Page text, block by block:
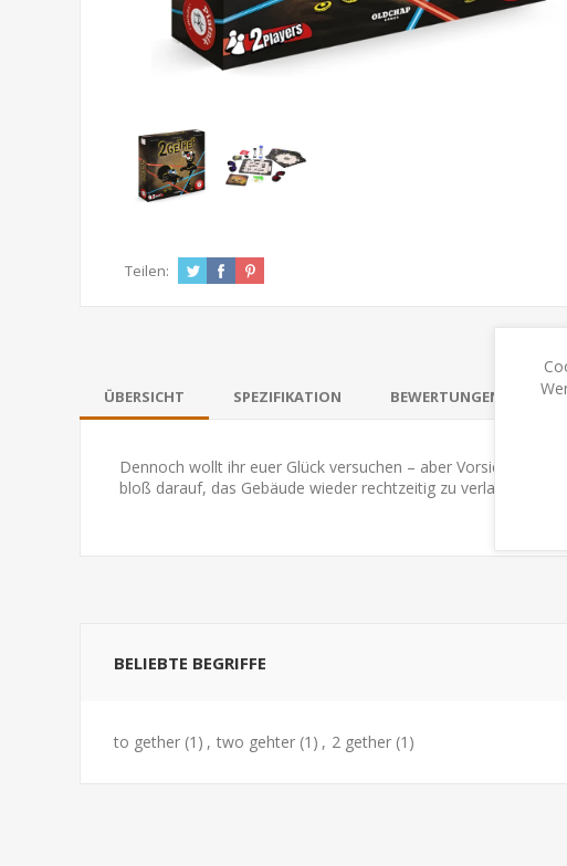
Teilen:
ÜBERSICHT SPEZIFIKATION BEWERTUNGEN
Dennoch wollt ihr euer Glück versuchen – aber Vorsicht! Die
bloß darauf, das Gebäude wieder rechtzeitig zu verlassen,
BELIEBTE BEGRIFFE
to gether (1) , two gehter (1) , 2 gether (1)